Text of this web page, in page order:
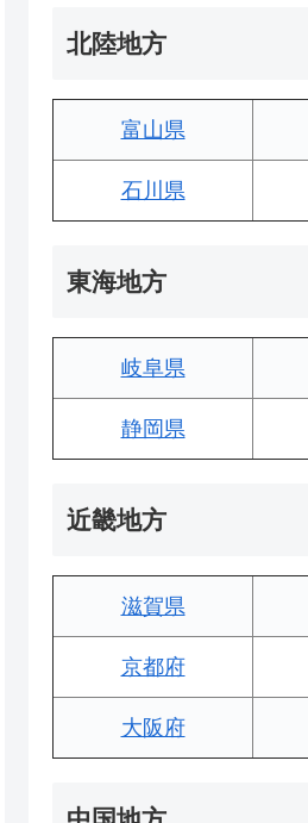
北陸地方
富山県
石川県
東海地方
岐阜県
静岡県
近畿地方
滋賀県
京都府
大阪府